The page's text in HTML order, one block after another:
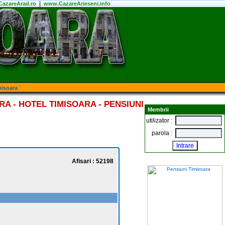
| www.CazareArieseni.info
- HOTEL TIMISOARA - PENSIUNI
Afisari : 52198
Membrii
utilizator :
parola :